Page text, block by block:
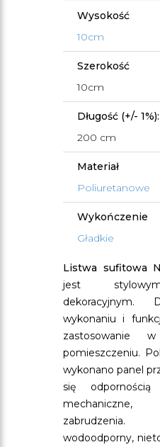
Wysokość
10cm
Szerokość
10cm
Długość (+/-
200 cm
Materiał
Poliuretanowe
Wykończenie
Gładkie
Listwa sufitowa
jest
dekoracyjnym.
wykonaniu i
zastosowanie
pomieszczeniu.
wykonano panel
się
wodoodporny,